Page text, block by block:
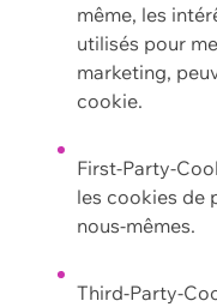
même, les
utilisés pour
marketing,
cookie.
First-Party-
les cookies de
nous-mêmes.
Third-Party-